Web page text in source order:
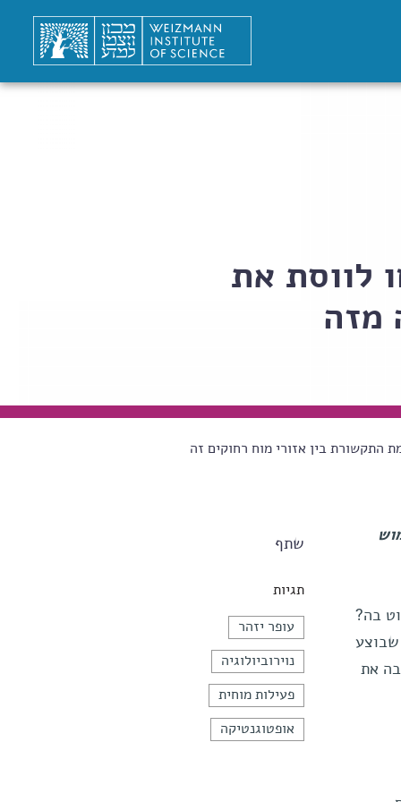
לווסת את
מזה
התקשורת בין אזורי מוח רחוקים זה
שתף
תגיות
עופר יזהר
נוירוביולוגיה
פעילות מוחית
אופטוגנטיקה
לשלוט בה?
שבוצע
את